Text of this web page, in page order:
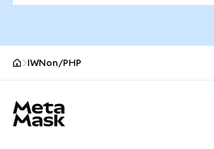
IWNon/PHP